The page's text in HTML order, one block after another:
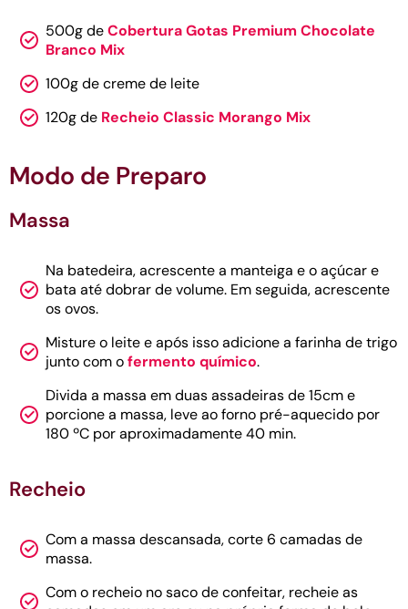
500g deCobertura Gotas Premium Chocolate
Branco Mix
100g de creme de leite
120g de Recheio Classic Morango Mix
Modo de Preparo
Massa
Na batedeira, acrescente a manteiga e o açúcar e
bata até dobrar de volume. Em seguida, acrescente
os ovos.
Misture o leite e após isso adicione a farinha de trigo
junto com ofermento químico.
Divida a massa em duas assadeiras de 15cm e
porcione a massa, leve ao forno pré-aquecido por
180 ºC por aproximadamente 40 min.
Recheio
Com a massa descansada, corte 6 camadas de
massa.
Com o recheio no saco de confeitar, recheie as